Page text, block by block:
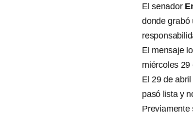
El senador
donde grabó
El mensaje
miércoles
El 29 de
pasó lista y
Previamente